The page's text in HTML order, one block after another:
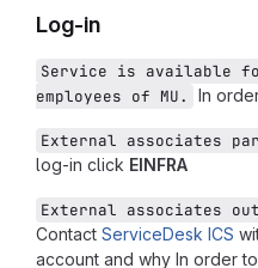
Log-in
Service is available
employees of MU.
In
External associates
log-in click EINFRA
External associates
Contact ServiceDesk ICS
account and why In order